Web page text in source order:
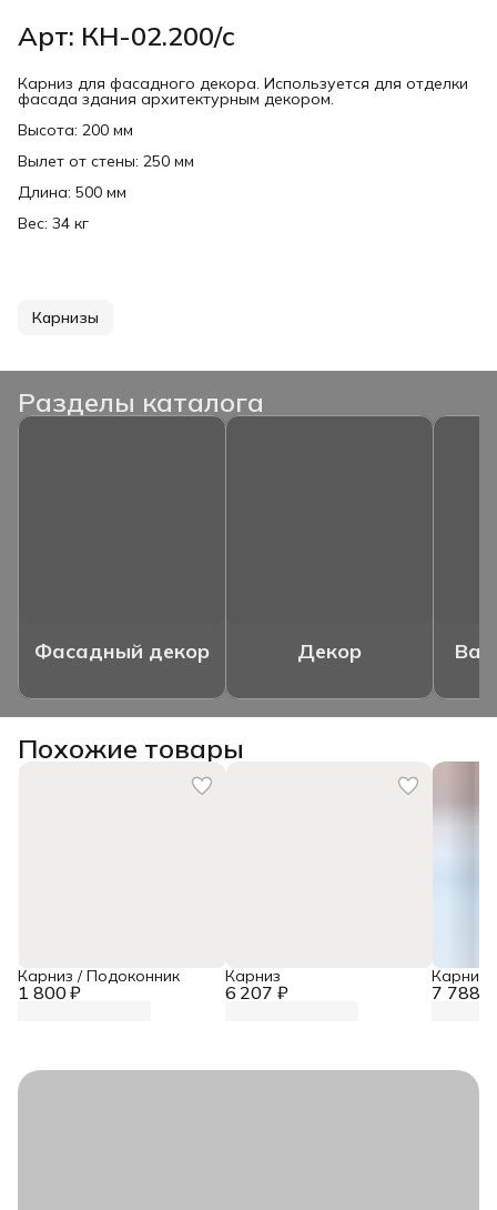
Арт: КН-02.200/с
Карниз для фасадного декора. Используется для отделки
фасада здания архитектурным декором.
Высота: 200 мм
Вылет от стены: 250 мм
Длина: 500 мм
Вес: 34 кг
Карнизы
Разделы каталога
Фасадный декор Декор
Похожие товары
1 800 ₽
Карниз / Подоконник
6 207 ₽
Карниз
7 788 ₽
Карниз